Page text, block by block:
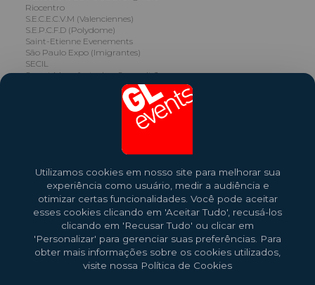
Utilizamos cookies em nosso site para melhorar sua
experiência como usuário, medir a audiência e
otimizar certas funcionalidades. Você pode aceitar
esses cookies clicando em 'Aceitar Tudo', recusá-los
clicando em 'Recusar Tudo' ou clicar em
'Personalizar' para gerenciar suas preferências. Para
obter mais informações sobre os cookies utilizados,
visite nossa Política de Cookies
Riocentro
S.E.C.E.C.V.M (Valenciennes)
S.E.P.C.F.D (Polydome)
Saint-Etienne Evenements
São Paulo Expo (Imigrantes)
SECIL
Smart Manufacturing Summit Japan
SPE - GL events Centro de Convenções Anhembi
SPE - GL events Centro de Convenções Santos
SPE GL events Centro de Convenções Salvador
St-Etienne (S.E.C.C.S.E ) (sans activité)
STRASBOURG EVENEMENTS
ZZX Ningbo
ZZX Qingdao
ZZX Shanxi
ZZX Zibo